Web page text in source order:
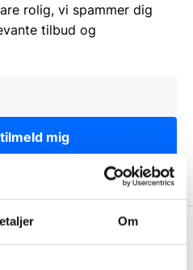
Om
rolig, vi spammer dig
tilbud og
mig